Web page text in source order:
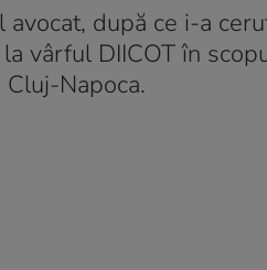
după ce i-a
vârful DIICOT în
Napoca.